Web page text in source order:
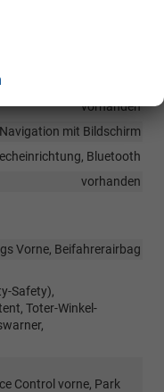
Apple CarPlay
vorhanden
mit Bildschirm
Bluetooth
vorhanden
Vorne, Beifahrerairbag
Safety),
Toter-Winkel-
Control vorne, Park